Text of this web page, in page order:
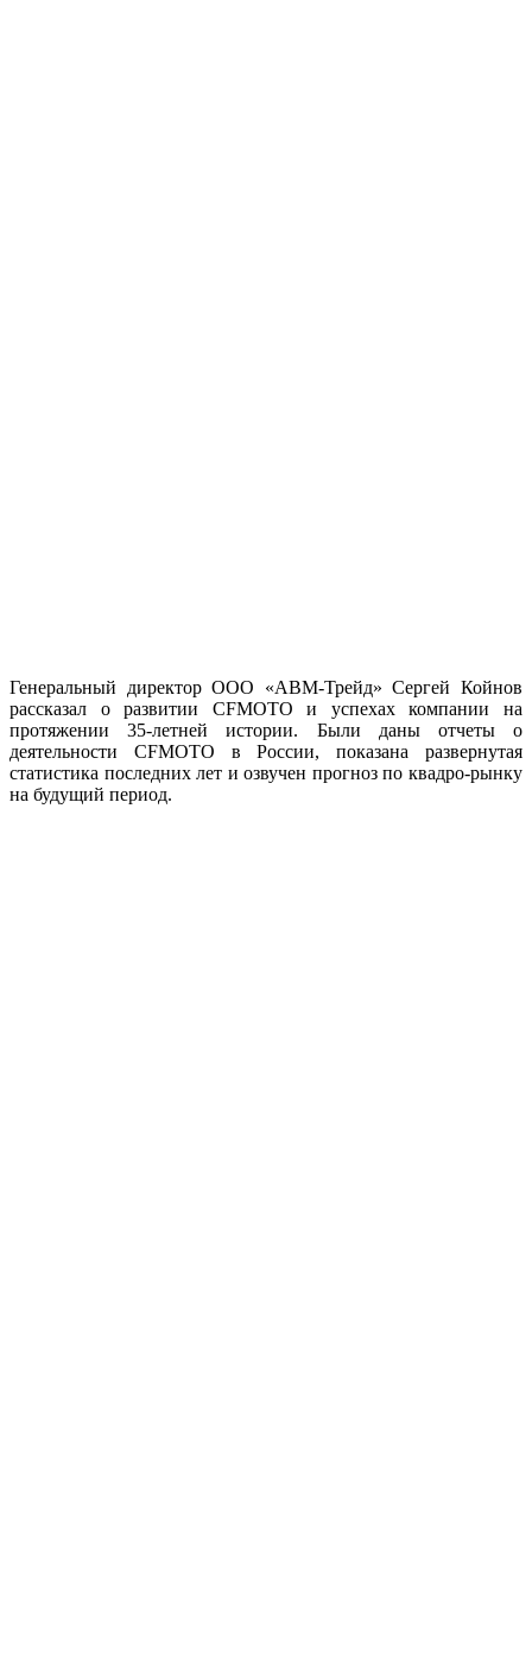
Генеральный директор ООО «АВМ-Трейд» Сергей Койнов
рассказал о развитии CFMOTO и успехах компании на
протяжении 35-летней истории. Были даны отчеты о
деятельности CFMOTO в России, показана развернутая
статистика последних лет и озвучен прогноз по квадро-рынку
на будущий период.